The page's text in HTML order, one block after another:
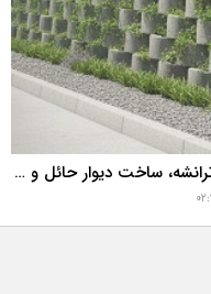
گلفوژ؛ راهکاری هوشمند برای پایدارسازی ترانشه، ساخت دیوار حائل و زیباسازی شهری